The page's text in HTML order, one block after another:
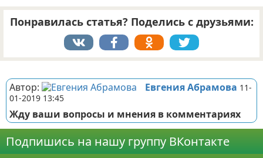
Понравилась статья? Поделись с друзьями:
Автор: Евгения Абрамова 11-
01-2019 13:45
Жду ваши вопросы и мнения в комментариях
Подпишись на нашу группу ВКонтакте